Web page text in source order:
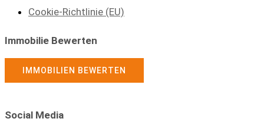
Cookie-Richtlinie (EU)
Immobilie Bewerten
IMMOBILIEN BEWERTEN
Social Media